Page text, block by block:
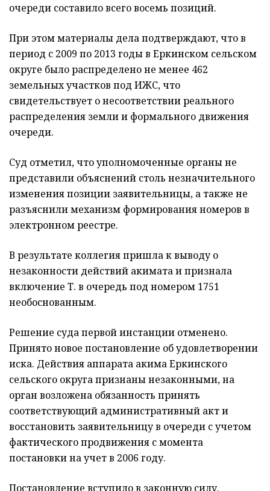
очереди составило всего восемь позиций.
При этом материалы дела подтверждают, что в
период с 2009 по 2013 годы в Еркинском сельском
округе было распределено не менее 462
земельных участков под ИЖС, что
свидетельствует о несоответствии реального
распределения земли и формального движения
очереди.
Суд отметил, что уполномоченные органы не
представили объяснений столь незначительного
изменения позиции заявительницы, а также не
разъяснили механизм формирования номеров в
электронном реестре.
В результате коллегия пришла к выводу о
незаконности действий акимата и признала
включение Т. в очередь под номером 1751
необоснованным.
Решение суда первой инстанции отменено.
Принято новое постановление об удовлетворении
иска. Действия аппарата акима Еркинского
сельского округа признаны незаконными, на
орган возложена обязанность принять
соответствующий административный акт и
восстановить заявительницу в очереди с учетом
фактического продвижения с момента
постановки на учет в 2006 году.
Постановление вступило в законную силу.